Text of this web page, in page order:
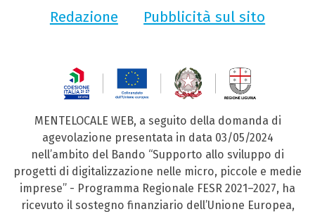
Redazione
Pubblicità sul sito
MENTELOCALE WEB, a seguito della domanda di
agevolazione presentata in data 03/05/2024
nell’ambito del Bando “Supporto allo sviluppo di
progetti di digitalizzazione nelle micro, piccole e medie
imprese” - Programma Regionale FESR 2021–2027, ha
ricevuto il sostegno finanziario dell’Unione Europea,